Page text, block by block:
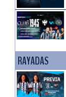
RAYADAS